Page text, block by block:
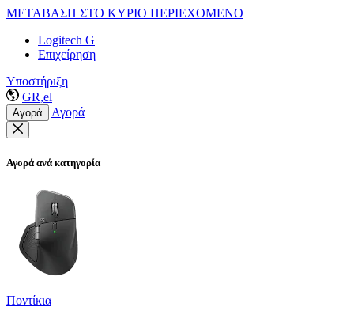
ΜΕΤΑΒΑΣΗ ΣΤΟ ΚΥΡΙΟ ΠΕΡΙΕΧΟΜΕΝΟ
Logitech G
Επιχείρηση
Υποστήριξη
GR,el
Αγορά Αγορά
Αγορά ανά κατηγορία
Ποντίκια